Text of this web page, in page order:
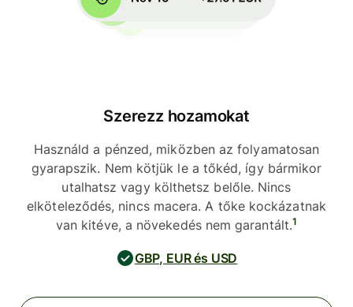
Szerezz hozamokat
Használd a pénzed, miközben az folyamatosan
gyarapszik. Nem kötjük le a tőkéd, így bármikor
utalhatsz vagy költhetsz belőle. Nincs
elköteleződés, nincs macera. A tőke kockázatnak
van kitéve, a növekedés nem garantált.1
GBP, EUR és USD